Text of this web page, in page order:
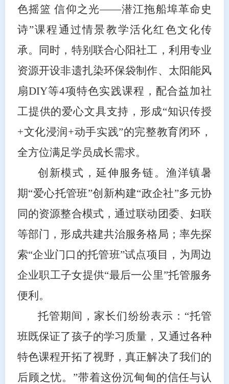
色摇篮 信仰之光——潜江拖船埠革命史
诗”课程通过情景教学活化红色文化传
承。同时，特别联合心阳社工，利用专业
资源开设非遗扎染环保袋制作、太阳能风
扇DIY等4项特色实践课程，配合益加社
工提供的爱心文具支持，形成“知识传授
+文化浸润+动手实践”的完整教育闭环，
全方位满足学员成长需求。
创新模式，延伸服务链。渔洋镇暑
期“爱心托管班”创新构建“政企社”多元协
同的资源整合模式，通过联动团委、妇联
等部门，形成共建共治服务格局；率先探
索“企业门口的托管班”试点项目，为周边
企业职工子女提供“最后一公里”托管服务
便利。
托管期间，家长们纷纷表示：“托管
班既保证了孩子的学习质量，又通过各种
特色课程开拓了视野，真正解决了我们的
后顾之忧。”带着这份沉甸甸的信任与认